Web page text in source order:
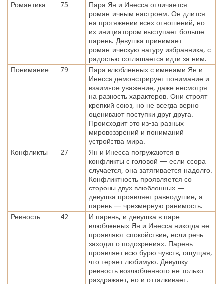
Романтика 75
Пара Ян и Инесса отличается
романтичным настроем. Он длится
на протяжении всех отношений, но
их инициатором выступает больше
парень. Девушка принимает
романтическую натуру избранника, с
радостью соглашается идти за ним.
Понимание
79
Пара влюбленных с именами Ян и
Инесса демонстрирует понимание и
взаимное уважение, даже несмотря
на разность характеров. Они строят
крепкий союз, но не всегда верно
оценивают поступки друг друга.
Происходит это из-за разных
мировоззрений и пониманий
устройства мира.
Конфликты
27
Ян и Инесса погружаются в
конфликты с головой — если ссора
случается, она затягивается надолго.
Конфликтность проявляется со
стороны двух влюбленных —
девушка проявляет равнодушие, а
парень — чрезмерную ранимость.
Ревность
42
И парень, и девушка в паре
влюбленных Ян и Инесса никогда не
проявляют спокойствие, если речь
заходит о подозрениях. Парень
проявляет всю бурю чувств, ощущая,
что теряет любимую. Девушку
ревность возлюбленного не только
раздражает, но и отталкивает.